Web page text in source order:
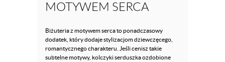
MOTYWEM SERCA
Biżuteria z motywem serca to ponadczasowy
dodatek, który dodaje stylizacjom dziewczęcego,
romantycznego charakteru. Jeśli cenisz takie
subtelne motywy, kolczyki serduszka ozdobione